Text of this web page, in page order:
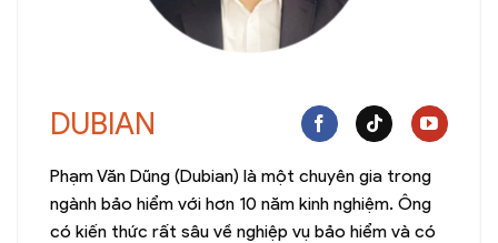
DUBIAN
Phạm Văn Dũng (Dubian) là một chuyên gia trong
ngành bảo hiểm với hơn 10 năm kinh nghiệm. Ông
có kiến thức rất sâu về nghiệp vụ bảo hiểm và có